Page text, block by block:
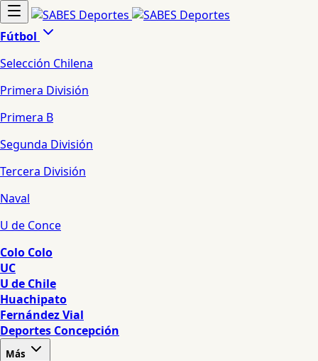
Fútbol
Selección Chilena
Primera División
Primera B
Segunda División
Tercera División
Naval
U de Conce
Colo Colo
UC
U de Chile
Huachipato
Fernández Vial
Deportes Concepción
Más